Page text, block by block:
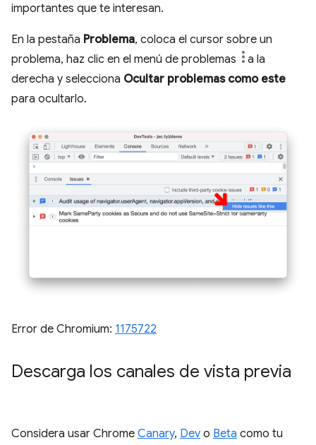
importantes que te interesan.
En la pestaña Problema, coloca el cursor sobre un
problema, haz clic en el menú de problemas
a la
derecha y selecciona Ocultar problemas como este
para ocultarlo.
Error de Chromium: 1175722
Descarga los canales de vista previa
Considera usar Chrome Canary, Dev o Beta como tu